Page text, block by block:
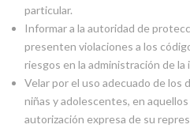
particular.
Informar a la autoridad de
presenten violaciones a los
riesgos en la administración de
Velar por el uso adecuado de los
niñas y adolescentes, en
autorización expresa de su